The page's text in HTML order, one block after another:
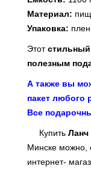
Материал:
Упаковка:
Этот
полезным
А также вы
пакет любого
Все
Купить Ланч
Минске можно,
интернет-